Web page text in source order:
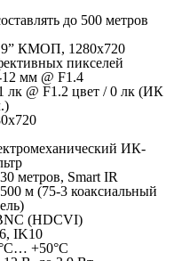
до 500 метров
КМОП, 1280x720
пикселей
12 мм @ F1.4
лк @ F1.2 цвет / 0 лк (ИК
ИК-
метров, Smart IR
м (75-3 коаксиальный
(HDCVI)
IK10
+50°С